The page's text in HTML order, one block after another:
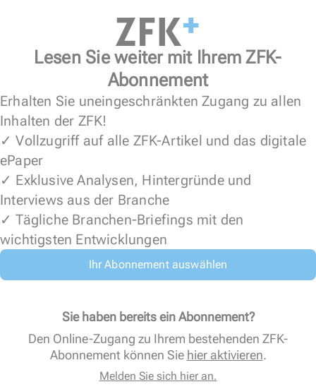
Lesen Sie weiter mit Ihrem ZFK-
Abonnement
Erhalten Sie uneingeschränkten Zugang zu allen
Inhalten der ZFK!
✓ Vollzugriff auf alle ZFK-Artikel und das digitale
ePaper
✓ Exklusive Analysen, Hintergründe und
Interviews aus der Branche
✓ Tägliche Branchen-Briefings mit den
wichtigsten Entwicklungen
Ihr Abonnement auswählen
Sie haben bereits ein Abonnement?
Den Online-Zugang zu Ihrem bestehenden ZFK-
Abonnement können Sie hier aktivieren.
Melden Sie sich hier an.